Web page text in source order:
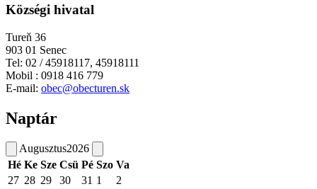
Községi hivatal
Tureň 36
903 01 Senec
Tel: 02 / 45918117, 45918111
Mobil : 0918 416 779
E-mail: obec@obecturen.sk
Naptár
Augusztus2026
Hé Ke Sze Csü Pé Szo Va
27 28 29 30 31 1
2